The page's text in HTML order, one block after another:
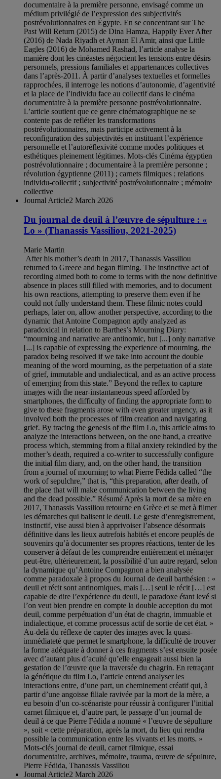
documentaire à la première personne, envisagé comme un
médium privilégié de l’expression des subjectivités
postrévolutionnaires en Égypte. En se concentrant sur The
Past Will Return (2015) de Dina Hamza, Happily Ever After
(2016) de Nada Riyadh et Ayman El Amir, ainsi que Little
Eagles (2016) de Mohamed Rashad, l’article analyse la
manière dont les cinéastes négocient les tensions entre désirs
personnels, pressions familiales et appartenances collectives
dans l’après-2011. À partir d’analyses textuelles et formelles
rapprochées, il interroge les notions d’autonomie, d’agentivité
et la place de l’individu face au collectif dans le cinéma
documentaire à la première personne postrévolutionnaire.
L’article soutient que ce genre cinématographique ne se
contente pas de refléter les transformations
postrévolutionnaires, mais participe activement à la
reconfiguration des subjectivités en instituant l’expérience
personnelle et l’autoréflexivité comme modes politiques et
esthétiques pleinement légitimes. Mots-clés Cinéma égyptien
postrévolutionnaire ; documentaire à la première personne ;
révolution égyptienne (2011) ; carnets filmiques ; relations
individu-collectif ; subjectivité postrévolutionnaire ; mémoire
collective
Journal Article2 March 2026
Du journal de deuil à l’œuvre de sépulture : «
Lo » (Thanassis Vassiliou, 2021-2025)
Marie Martin
After his mother’s death in 2017, Thanassis Vassiliou
returned to Greece and began filming. The instinctive act of
recording aimed both to come to terms with the now definitive
absence in places still filled with memories, and to document
his own reactions, attempting to preserve them even if he
could not fully understand them. These filmic notes could
perhaps, later on, allow another perspective, according to the
dynamic that Antoine Compagnon aptly analyzed as
paradoxical in relation to Barthes’s Mourning Diary:
“mourning and narrative are antinomic, but [...] only narrative
[...] is capable of expressing the experience of mourning, the
paradox being resolved if we take into account the double
meaning of the word mourning, as the perpetuation of a state
of grief, immutable and undialectical, and as an active process
of emerging from this state.” Beyond the reflex to capture
images with the near-instantaneous speed afforded by
smartphones, the difficulty of finding the appropriate form to
give to these fragments arose with even greater urgency, as it
involved both the processes of film creation and navigating
grief. By tracing the genesis of the film Lo, this article aims to
analyze the interactions between, on the one hand, a creative
process which, stemming from a filial anxiety rekindled by the
mother’s death, required a co-writer to successfully configure
the initial film diary, and, on the other hand, the transition
from a journal of mourning to what Pierre Fédida called “the
work of sepulchre,” that is, “this preparation, after death, of
the place that will make communication between the living
and the dead possible.” Résumé Après la mort de sa mère en
2017, Thanassis Vassiliou retourne en Grèce et se met à filmer
les démarches qui balisent le deuil. Le geste d’enregistrement,
instinctif, vise aussi bien à apprivoiser l’absence désormais
définitive dans les lieux autrefois habités et encore peuplés de
souvenirs qu’à documenter ses propres réactions, tenter de les
conserver à défaut de les comprendre entièrement et ménager
peut-être, ultérieurement, la possibilité d’un autre regard, selon
la dynamique qu’Antoine Compagnon a bien analysée
comme paradoxale à propos du Journal de deuil barthésien : «
deuil et récit sont antinomiques, mais […] seul le récit […] est
capable de dire l’expérience du deuil, le paradoxe étant levé si
l’on veut bien prendre en compte la double acception du mot
deuil, comme perpétuation d’un état de chagrin, immuable et
indialectique, et comme processus actif de sortie de cet état. »
Au-delà du réflexe de capter des images avec la quasi-
immédiateté que permet le smartphone, la difficulté de trouver
la forme adéquate à donner à ces fragments s’est ensuite posée
avec d’autant plus d’acuité qu’elle engageait aussi bien la
gestation de l’œuvre que la traversée du chagrin. En retraçant
la génétique du film Lo, l’article entend analyser les
interactions entre, d’une part, un cheminement créatif qui, à
partir d’une angoisse filiale ravivée par la mort de la mère, a
eu besoin d’un co-scénariste pour réussir à configurer l’initial
carnet filmique et, d’autre part, le passage d’un journal de
deuil à ce que Pierre Fédida a nommé « l’œuvre de sépulture
», soit « cette préparation, après la mort, du lieu qui rendra
possible la communication entre les vivants et les morts. »
Mots-clés journal de deuil, carnet filmique, essai
documentaire, archives, mémoire, trauma, œuvre de sépulture,
Pierre Fédida, Thanassis Vassiliou
Journal Article2 March 2026